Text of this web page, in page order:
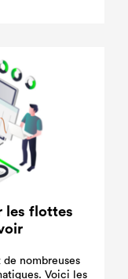
les flottes
nombreuses
Voici les